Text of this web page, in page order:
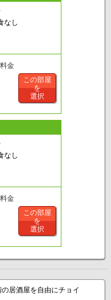
なし
金
この部屋
を
選択
なし
金
この部屋
を
選択
居酒屋を自由にチョイ